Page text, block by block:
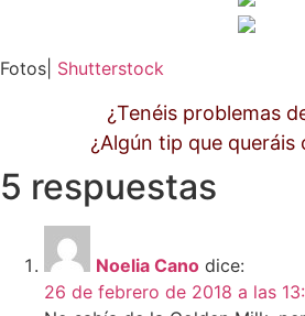
Fotos| Shutterstock
¿Tenéis problemas
¿Algún tip que queráis
5 respuestas
Noelia Cano dice:
26 de febrero de 2018 a las